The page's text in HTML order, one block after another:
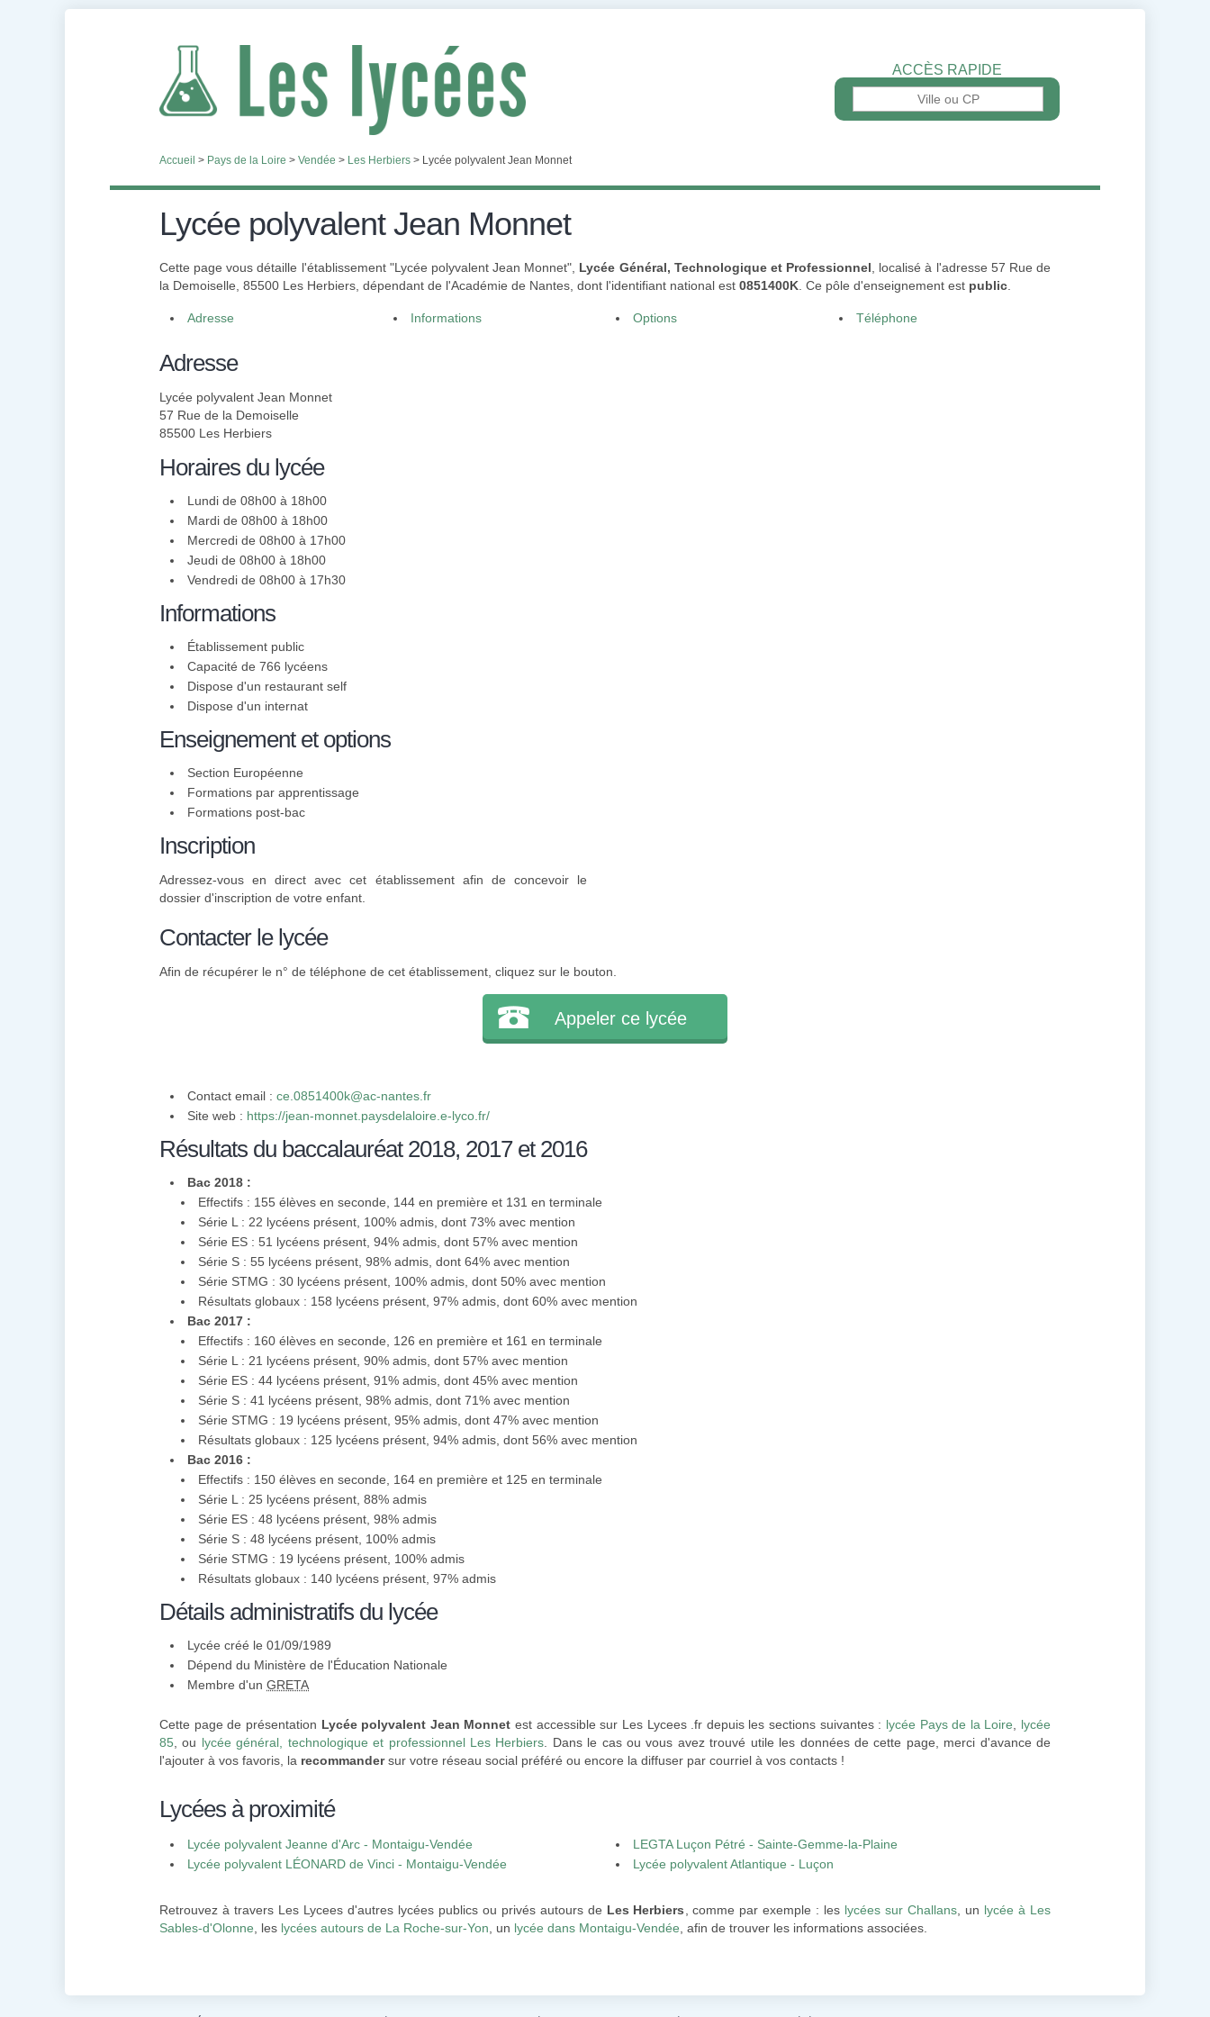
ACCÈS RAPIDE
Accueil > Pays de la Loire > Vendée > Les Herbiers > Lycée polyvalent Jean Monnet
Lycée polyvalent Jean Monnet
Cette page vous détaille l'établissement "Lycée polyvalent Jean Monnet", Lycée Général, Technologique et Professionnel , localisé à l'adresse 57 Rue de
la Demoiselle, 85500 Les Herbiers, dépendant de l'Académie de Nantes, dont l'identifiant national est 0851400K . Ce pôle d'enseignement est public
Adresse Informations Options Téléphone
Adresse
Lycée polyvalent Jean Monnet
57 Rue de la Demoiselle
85500 Les Herbiers
Horaires du lycée
Lundi de 08h00 à 18h00
Mardi de 08h00 à 18h00
Mercredi de 08h00 à 17h00
Jeudi de 08h00 à 18h00
Vendredi de 08h00 à 17h30
Informations
Établissement public
Capacité de 766 lycéens
Dispose d'un restaurant self
Dispose d'un internat
Enseignement et options
Section Européenne
Formations par apprentissage
Formations post-bac
Inscription
Adressez-vous en direct avec cet établissement afin de concevoir le
dossier d'inscription de votre enfant.
Contacter le lycée
Afin de récupérer le n° de téléphone de cet établissement, cliquez sur le bouton.
Appeler ce lycée
Contact email : ce.0851400k@ac-nantes.fr
Site web : https://jean-monnet.paysdelaloire.e-lyco.fr/
Résultats du baccalauréat 2018, 2017 et 2016
Bac 2018 :
Effectifs : 155 élèves en seconde, 144 en première et 131 en terminale
Série L : 22 lycéens présent, 100% admis, dont 73% avec mention
Série ES : 51 lycéens présent, 94% admis, dont 57% avec mention
Série S : 55 lycéens présent, 98% admis, dont 64% avec mention
Série STMG : 30 lycéens présent, 100% admis, dont 50% avec mention
Résultats globaux : 158 lycéens présent, 97% admis, dont 60% avec mention
Bac 2017 :
Effectifs : 160 élèves en seconde, 126 en première et 161 en terminale
Série L : 21 lycéens présent, 90% admis, dont 57% avec mention
Série ES : 44 lycéens présent, 91% admis, dont 45% avec mention
Série S : 41 lycéens présent, 98% admis, dont 71% avec mention
Série STMG : 19 lycéens présent, 95% admis, dont 47% avec mention
Résultats globaux : 125 lycéens présent, 94% admis, dont 56% avec mention
Bac 2016 :
Effectifs : 150 élèves en seconde, 164 en première et 125 en terminale
Série L : 25 lycéens présent, 88% admis
Série ES : 48 lycéens présent, 98% admis
Série S : 48 lycéens présent, 100% admis
Série STMG : 19 lycéens présent, 100% admis
Résultats globaux : 140 lycéens présent, 97% admis
Détails administratifs du lycée
Lycée créé le 01/09/1989
Dépend du Ministère de l'Éducation Nationale
Membre d'un GRETA
Cette page de présentation Lycée polyvalent Jean Monnet est accessible sur Les Lycees .fr depuis les sections suivantes : lycée Pays de la Loire
lycée
85 , ou lycée général, technologique et professionnel Les Herbiers . Dans le cas ou vous avez trouvé utile les données de cette page, merci d'avance de
l'ajouter à vos favoris, la recommandersur votre réseau social préféré ou encore la diffuser par courriel à vos contacts !
Lycées à proximité
Lycée polyvalent Jeanne d'Arc - Montaigu-Vendée
LEGTA Luçon Pétré - Sainte-Gemme-la-Plaine
Lycée polyvalent LÉONARD de Vinci - Montaigu-Vendée
Lycée polyvalent Atlantique - Luçon
Retrouvez à travers Les Lycees d'autres lycées publics ou privés autours de Les Herbiers , comme par exemple : les lycées sur Challans , un lycée à Les
Sables-d'Olonne , les lycées autours de La Roche-sur-Yon , un lycée dans Montaigu-Vendée , afin de trouver les informations associées.